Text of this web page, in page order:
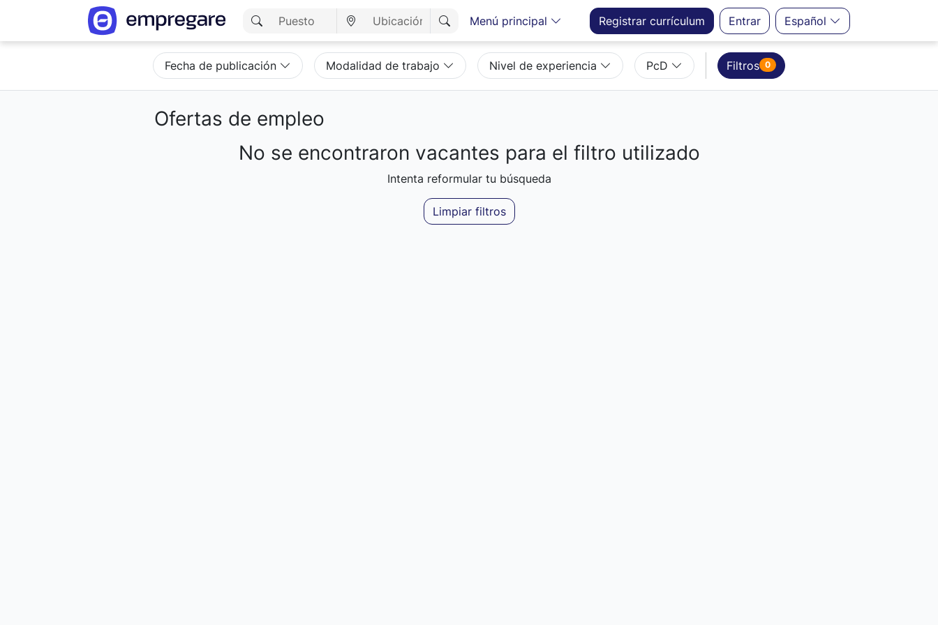
Menú principal Registrar currículum Entrar Español
Fecha de publicación Modalidad de trabajo Nivel de experiencia PcD Filtros 0
Ofertas de empleo
Cargando resultados...No se encontraron vacantes para el filtro utilizado
Intenta reformular tu búsqueda
Limpiar filtros